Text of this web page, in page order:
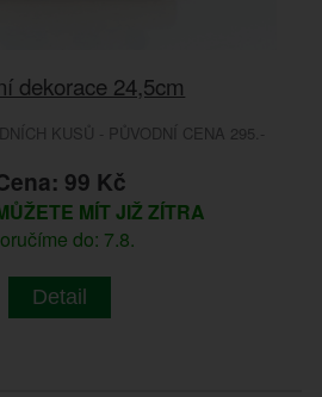
dekorace 24,5cm
KUSŮ - PŮVODNÍ CENA 295.-
99 Kč
MÍT JIŽ ZÍTRA
do: 7.8.
Detail